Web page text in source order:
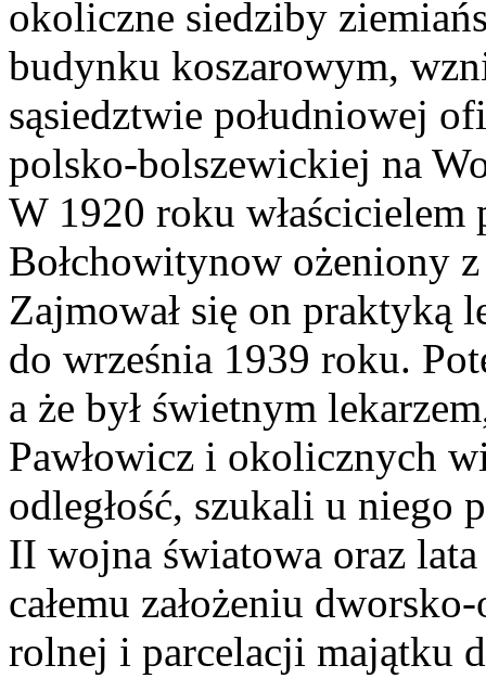
okoliczne siedziby
budynku koszarowym,
sąsiedztwie południowej
polsko-bolszewickiej na
W 1920 roku właścicielem
Bołchowitynow ożeniony
Zajmował się on praktyką
do września 1939 roku.
a że był świetnym
Pawłowicz i okolicznych
odległość, szukali u niego
II wojna światowa oraz lata
całemu założeniu
rolnej i parcelacji majątku